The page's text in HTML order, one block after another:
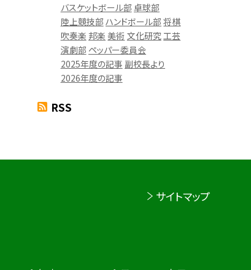
バスケットボール部 卓球部
陸上競技部 ハンドボール部 将棋
吹奏楽 邦楽 美術 文化研究 工芸
演劇部 ペッパー委員会
2025年度の記事 副校長より
2026年度の記事
RSS
サイトマップ